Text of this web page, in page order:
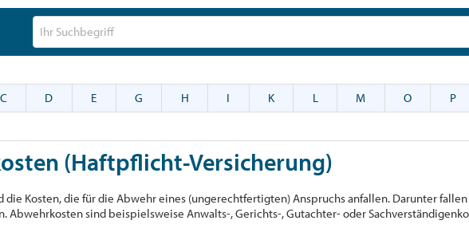
C D E G H I K L M O P
(Haftpflicht-Versicherung)
die Kosten, die für die Abwehr eines (ungerechtfertigten) Anspruchs anfallen. Darunter
Abwehrkosten sind beispielsweise Anwalts-, Gerichts-, Gutachter- oder